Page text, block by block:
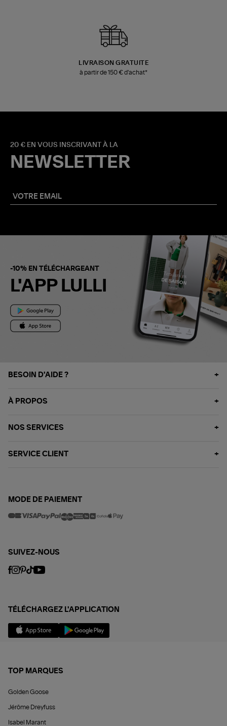
LIVRAISON GRATUITE
à partir de 150 € d'achat*
20 € EN VOUS INSCRIVANT À LA
NEWSLETTER
-10% EN TÉLÉCHARGEANT
L'APP LULLI
BESOIN D'AIDE ?
À PROPOS
NOS SERVICES
SERVICE CLIENT
MODE DE PAIEMENT
SUIVEZ-NOUS
TÉLÉCHARGEZ L'APPLICATION
TOP MARQUES
Golden Goose
Jérôme Dreyfuss
Isabel Marant